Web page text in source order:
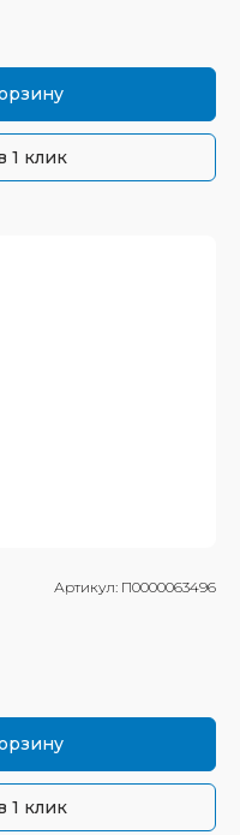
1 клик
Артикул: П0000063496
1 клик